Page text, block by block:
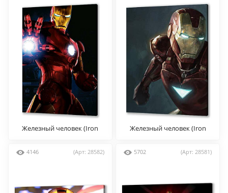
Железный человек (Iron
Железный человек (Iron
4146 (Арт: 28582) 5702 (Арт: 28581)